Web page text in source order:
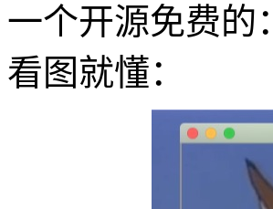
一个开源免费的
看图就懂：